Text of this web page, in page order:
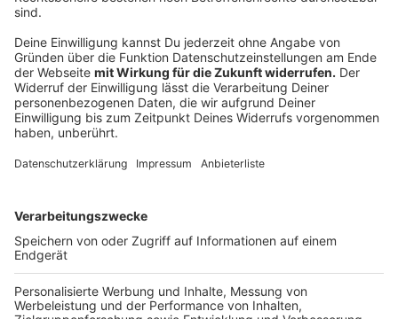
Anzeige
Lösungen von "Smarter Start"
Anzeige
Smarter Start ermutigt Eltern, ihren Kindern kein
teilen, sollen Kinder nicht als Außenseiter gelten.
"Gemeinsam können wir den Gruppendruck mindern", so
der Verein
Smarter Start konventionelle Handys, die Telefonieren
und SMS erlauben, aber nicht internetfähig sind. Diese